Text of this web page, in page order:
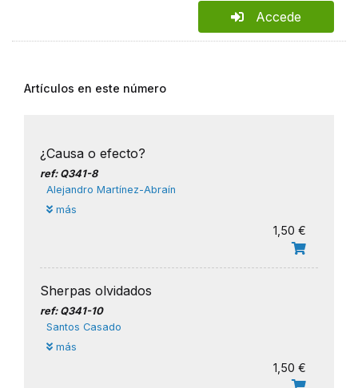
Accede
Artículos en este número
¿Causa o efecto?
ref: Q341-8
Alejandro Martínez-Abraín
más
1,50 €
Sherpas olvidados
ref: Q341-10
Santos Casado
más
1,50 €